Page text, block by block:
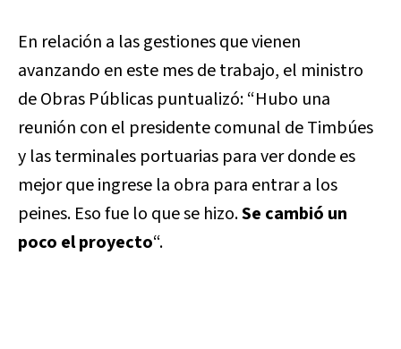
En relación a las gestiones que vienen
avanzando en este mes de trabajo, el ministro
de Obras Públicas puntualizó: “Hubo una
reunión con el presidente comunal de Timbúes
y las terminales portuarias para ver donde es
mejor que ingrese la obra para entrar a los
peines. Eso fue lo que se hizo.Se cambió un
poco el proyecto“.